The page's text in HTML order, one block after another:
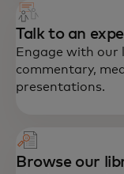
Talk to an
Engage with our
commentary,
presentations.
Browse our